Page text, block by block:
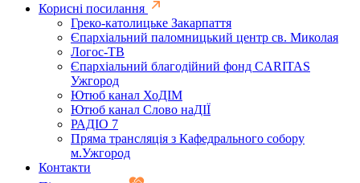
Корисні посилання
Греко-католицьке Закарпаття
Єпархіальний паломницький центр св. Миколая
Логос-ТВ
Єпархіальний благодійний фонд CARITAS
Ужгород
Ютюб канал ХоДІМ
Ютюб канал Слово наДІЇ
РАДІО 7
Пряма трансляція з Кафедрального собору
м.Ужгород
Контакти